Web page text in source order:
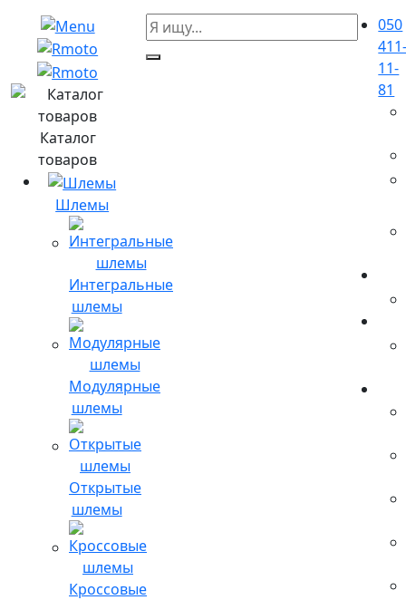
Каталог
товаров
Шлемы
Интегральные
шлемы
Модулярные
шлемы
Открытые
шлемы
Кроссовые
050
11-
81